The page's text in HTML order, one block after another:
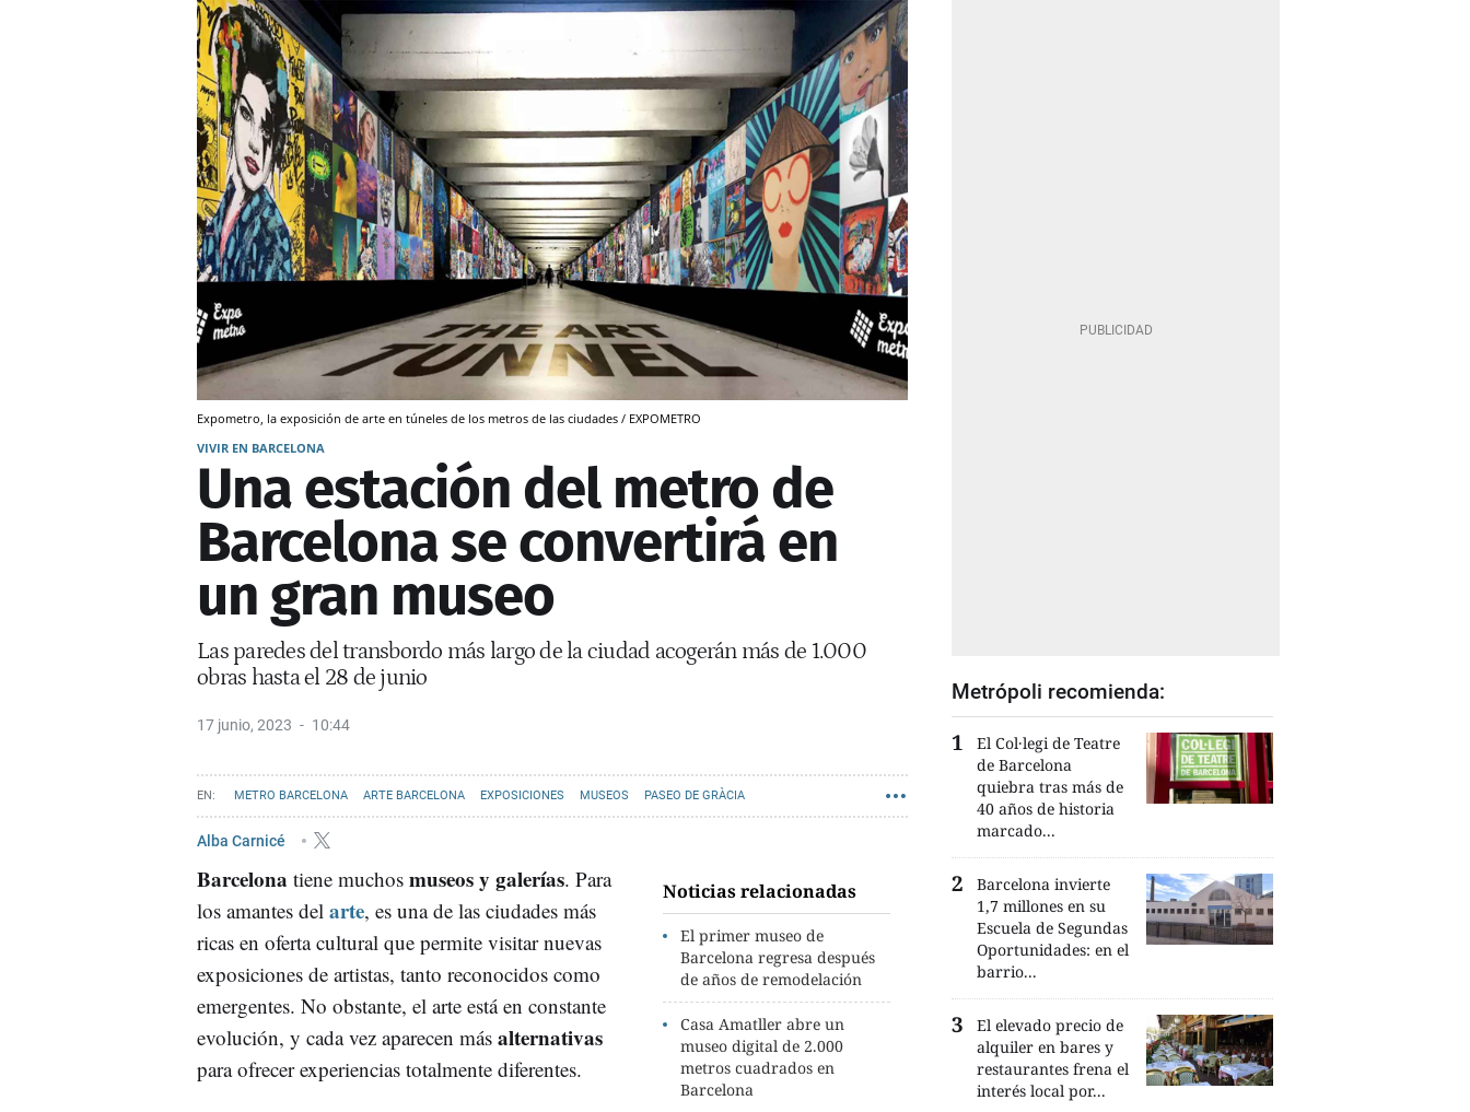
Expometro, la exposición de arte en túneles de los metros de las ciudades / EXPOMETRO
VIVIR EN BARCELONA
Una estación del metro de
Barcelona se convertirá en
un gran museo
Las paredes del transbordo más largo de la ciudad acogerán más de 1.000
obras hasta el 28 de junio
17 junio, 2023 10:44
METRO BARCELONA ARTE BARCELONA EXPOSICIONES MUSEOS PASEO DE GRÀCIA
Alba Carnicé
Noticias relacionadas
El primer museo de
Barcelona regresa después
de años de remodelación
Casa Amatller abre un
museo digital de 2.000
metros cuadrados en
Barcelona
Barcelona tiene muchos museos y galerías. Para
los amantes del arte, es una de las ciudades más
ricas en oferta cultural que permite visitar nuevas
exposiciones de artistas, tanto reconocidos como
emergentes. No obstante, el arte está en constante
evolución, y cada vez aparecen más alternativas
para ofrecer experiencias totalmente diferentes.
Metrópoli recomienda:
El Col·legi de Teatre
de Barcelona
quiebra tras más de
40 años de historia
marcado...
Barcelona invierte
1,7 millones en su
Escuela de Segundas
Oportunidades: en el
barrio...
El elevado precio de
alquiler en bares y
restaurantes frena el
interés local por...